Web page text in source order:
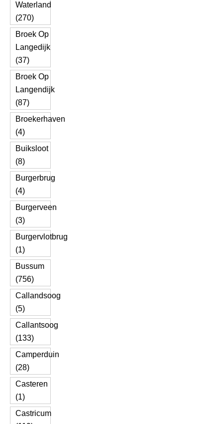
Waterland
(270)
Broek Op
Langedijk
(37)
Broek Op
Langendijk
(87)
Broekerhaven
(4)
Buiksloot
(8)
Burgerbrug
(4)
Burgerveen
(3)
Burgervlotbrug
(1)
Bussum
(756)
Callandsoog
(5)
Callantsoog
(133)
Camperduin
(28)
Casteren
(1)
Castricum